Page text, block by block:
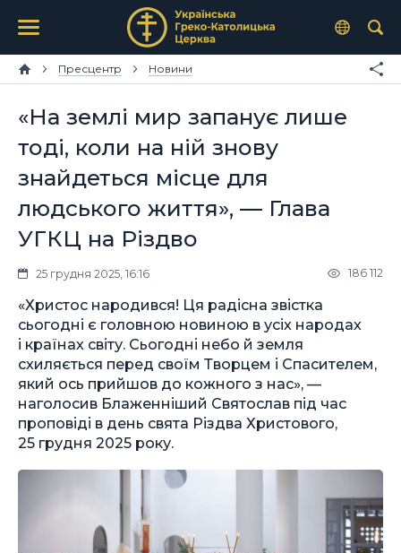
Пресцентр Новини
«На землі мир запанує лише
тоді, коли на ній знову
знайдеться місце для
людського життя», — Глава
УГКЦ на Різдво
25 грудня 2025, 16:16 186 112
«Христос народився! Ця радісна звістка
сьогодні є головною новиною в усіх народах
і країнах світу. Сьогодні небо й земля
схиляється перед своїм Творцем і Спасителем,
який ось прийшов до кожного з нас», —
наголосив Блаженніший Святослав під час
проповіді в день свята Різдва Христового,
25 грудня 2025 року.